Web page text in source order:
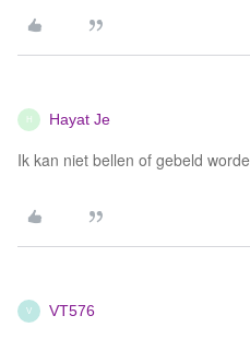
H Hayat Je
Ik kan niet bellen of gebeld
V VT576